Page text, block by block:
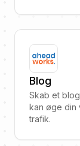
Blog
Skab et
kan øge din
trafik.